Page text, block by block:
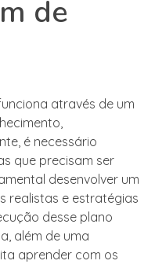
de
através de um
é necessário
que precisam ser
desenvolver um
realistas e estratégias
desse plano
além de uma
aprender com os